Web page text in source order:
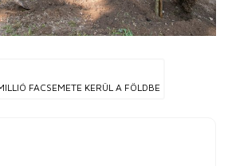
FACSEMETE KERÜL A FÖLDBE